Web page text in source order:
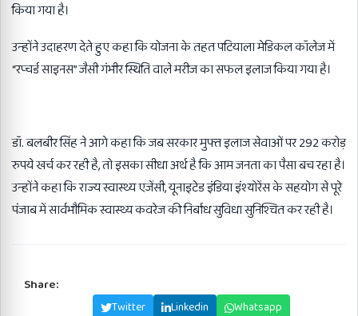
किया गया है।
उन्होंने उदाहरण देते हुए कहा कि योजना के तहत पटियाला मेडिकल कॉलेज में
“रप्चर्ड साइनस” जैसी गंभीर स्थिति वाले मरीज का सफल इलाज किया गया है।
डॉ. बलबीर सिंह ने आगे कहा कि जब सरकार मुफ्त इलाज सेवाओं पर292करोड़
रुपये खर्च कर रही है,तो इसका सीधा अर्थ है कि आम जनता का पैसा बच रहा है।
उन्होंने कहा कि राज्य स्वास्थ्य एजेंसी,यूनाइटेड इंडिया इंश्योरेंस के सहयोग से पूरे
पंजाब में सार्वभौमिक स्वास्थ्य कवरेज की निर्बाध सुविधा सुनिश्चित कर रही है।
Share:
Twitter Linkedin Whatsapp